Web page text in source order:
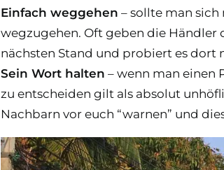
Einfach weggehen – sollte man
wegzugehen. Oft geben die Händler
nächsten Stand und probiert es dort
Sein Wort halten – wenn man einen
zu entscheiden gilt als absolut
Nachbarn vor euch “warnen” und